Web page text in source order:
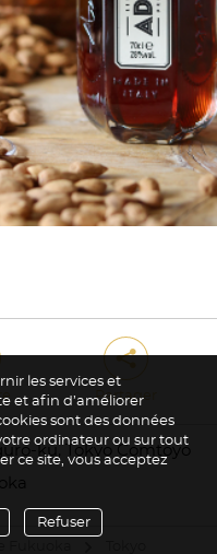
share
Partager
ku, Tokyo Comtoyo
les services et
et afin d’améliorer
sont des données
ordinateur ou sur tout
ce site, vous acceptez
Refuser